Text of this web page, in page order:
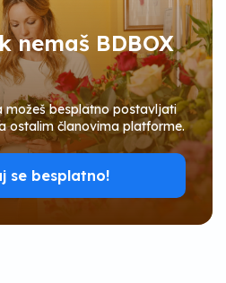
nemaš BDBOX
možeš besplatno postavljati
ostalim članovima platforme.
se besplatno!